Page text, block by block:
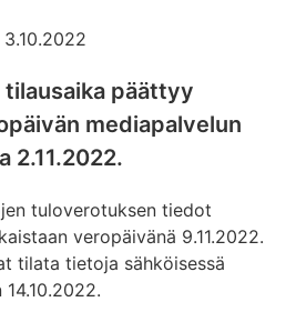
päättyy
mediapalvelun
2.11.2022.
tuloverotuksen tiedot
veropäivänä 9.11.2022.
tilata tietoja sähköisessä